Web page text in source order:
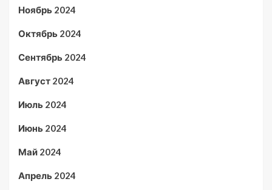
Ноябрь 2024
Октябрь 2024
Сентябрь 2024
Август 2024
Июль 2024
Июнь 2024
Май 2024
Апрель 2024